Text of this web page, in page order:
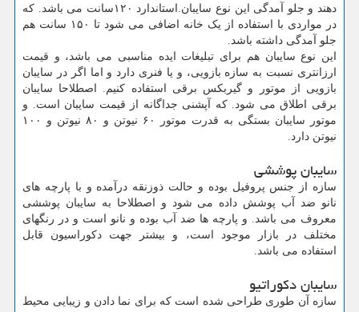
دهند و جلو آمدگی این نوع سایبان.استاندارد ۱۲۰سانت می باشد. که
در مواردی با استفاده از یک خانه اضافی می شود تا ۱۵۰ سانت هم
جلو آمدگی داشته باشد.
این نوع سایبان هم برای تبلیغات ایده مناسبی می باشد، و قیمت
ارزانتری نسبت به سازه بازویی، و یا فنری دارد و اما اگر در سایبان
بازویی از موتور و گیربکس برقی استفاده کنیم. اصطلاحا سایبان
برقی اطلاق می شود. که آپشنی جداگانه از قیمت سایبان است. و
موتور سایبان بستگی به قدرت موتور ۶۰ نیوتن و ۸۰ نیوتن و ۱۰۰
نیوتن دارد.
سایبان پوششی
سازه از جنس پروفیل بوده و حالت ذوزنقه درآمده و با پارچه های
نانو ضد آب پوشش داده می شود و اصطلاحا به سایبان پوششی
معروف می باشد. و پارچه ها ضد آب بوده و نانو است و در رنگهای
مختلف در بازار موجود است، و بیشتر جهت دکوراسیون قابل
استفاده می باشد.
سایبان دکوراتیو
سازه آن طوری طراحی شده است که برای نما دادن و زیبایی محیط